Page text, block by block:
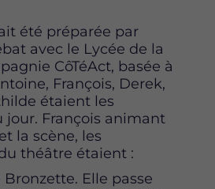
été préparée par
avec le Lycée de la
CôTéAct, basée à
François, Derek,
étaient les
jour. François animant
la scène, les
théâtre étaient :
Elle passe